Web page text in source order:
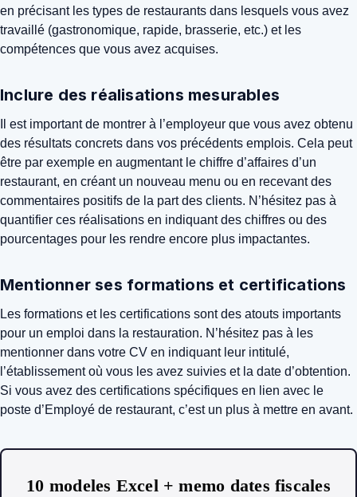
en précisant les types de restaurants dans lesquels vous avez
travaillé (gastronomique, rapide, brasserie, etc.) et les
compétences que vous avez acquises.
Inclure des réalisations mesurables
Il est important de montrer à l’employeur que vous avez obtenu
des résultats concrets dans vos précédents emplois. Cela peut
être par exemple en augmentant le chiffre d’affaires d’un
restaurant, en créant un nouveau menu ou en recevant des
commentaires positifs de la part des clients. N’hésitez pas à
quantifier ces réalisations en indiquant des chiffres ou des
pourcentages pour les rendre encore plus impactantes.
Mentionner ses formations et certifications
Les formations et les certifications sont des atouts importants
pour un emploi dans la restauration. N’hésitez pas à les
mentionner dans votre CV en indiquant leur intitulé,
l’établissement où vous les avez suivies et la date d’obtention.
Si vous avez des certifications spécifiques en lien avec le
poste d’Employé de restaurant, c’est un plus à mettre en avant.
10 modeles Excel + memo dates fiscales